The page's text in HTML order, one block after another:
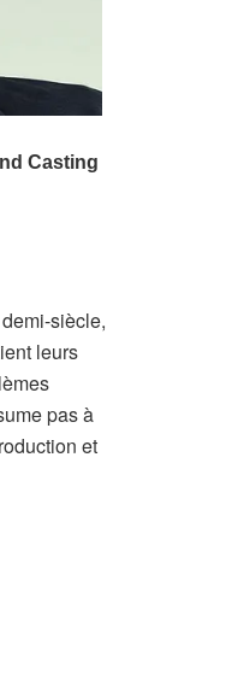
siècle,
leurs
pas à
et